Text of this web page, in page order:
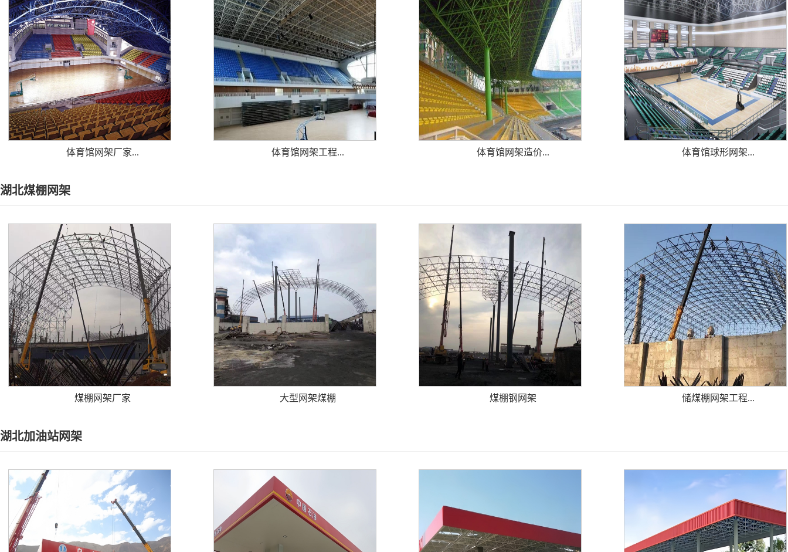
体育馆网架厂家... 体育馆网架工程... 体育馆网架造价... 体育馆球形网架...
湖北煤棚网架
煤棚网架厂家 大型网架煤棚 煤棚钢网架 储煤棚网架工程...
湖北加油站网架